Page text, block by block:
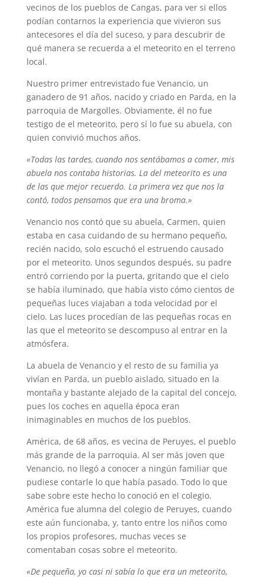
vecinos de los pueblos de Cangas, para ver si ellos
podían contarnos la experiencia que vivieron sus
antecesores el día del suceso, y para descubrir de
qué manera se recuerda a el meteorito en el terreno
local.
Nuestro primer entrevistado fue Venancio, un
ganadero de 91 años, nacido y criado en Parda, en la
parroquia de Margolles. Obviamente, él no fue
testigo de el meteorito, pero sí lo fue su abuela, con
quien convivió muchos años.
«Todas las tardes, cuando nos sentábamos a comer, mis
abuela nos contaba historias. La del meteorito es una
de las que mejor recuerdo. La primera vez que nos la
contó, todos pensamos que era una broma.»
Venancio nos contó que su abuela, Carmen, quien
estaba en casa cuidando de su hermano pequeño,
recién nacido, solo escuchó el estruendo causado
por el meteorito. Unos segundos después, su padre
entró corriendo por la puerta, gritando que el cielo
se había iluminado, que había visto cómo cientos de
pequeñas luces viajaban a toda velocidad por el
cielo. Las luces procedían de las pequeñas rocas en
las que el meteorito se descompuso al entrar en la
atmósfera.
La abuela de Venancio y el resto de su familia ya
vivían en Parda, un pueblo aislado, situado en la
montaña y bastante alejado de la capital del concejo,
pues los coches en aquella época eran
inimaginables en muchos de los pueblos.
América, de 68 años, es vecina de Peruyes, el pueblo
más grande de la parroquia. Al ser más joven que
Venancio, no llegó a conocer a ningún familiar que
pudiese contarle lo que había pasado. Todo lo que
sabe sobre este hecho lo conoció en el colegio.
América fue alumna del colegio de Peruyes, cuando
este aún funcionaba, y, tanto entre los niños como
los propios profesores, muchas veces se
comentaban cosas sobre el meteorito.
«De pequeña, yo casi ni sabía lo que era un meteorito,